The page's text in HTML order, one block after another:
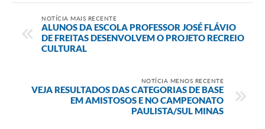
NOTÍCIA MAIS RECENTE
ALUNOS DA ESCOLA PROFESSOR JOSÉ FLÁVIO
DE FREITAS DESENVOLVEM O PROJETO RECREIO
CULTURAL
NOTÍCIA MENOS RECENTE
VEJA RESULTADOS DAS CATEGORIAS DE BASE
EM AMISTOSOS E NO CAMPEONATO
PAULISTA/SUL MINAS